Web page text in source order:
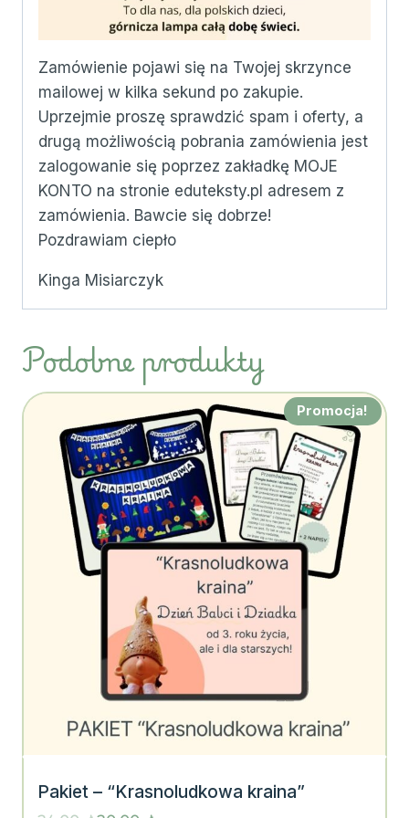
Zamówienie pojawi się na Twojej skrzynce
mailowej w kilka sekund po zakupie.
Uprzejmie proszę sprawdzić spam i oferty, a
drugą możliwością pobrania zamówienia jest
zalogowanie się poprzez zakładkę MOJE
KONTO na stronie eduteksty.pl adresem z
zamówienia. Bawcie się dobrze!
Pozdrawiam ciepło
Kinga Misiarczyk
Podobne produkty
Promocja!
Pakiet – “Krasnoludkowa kraina”